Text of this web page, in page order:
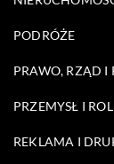
PODRÓŻE
PRAWO, RZĄD I
PRZEMYSŁ I
REKLAMA I